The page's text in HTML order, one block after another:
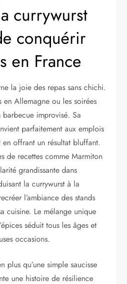
currywurst
conquérir
en France
la joie des repas sans chichi.
en Allemagne ou les soirées
barbecue improvisé. Sa
parfaitement aux emplois
offrant un résultat bluffant.
de recettes comme Marmiton
grandissante dans
la currywurst à la
l’ambiance des stands
cuisine. Le mélange unique
séduit tous les âges et
occasions.
plus qu’une simple saucisse
une histoire de résilience